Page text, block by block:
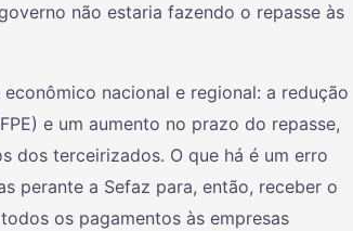
não estaria fazendo o repasse às
nacional e regional: a redução
e um aumento no prazo do repasse,
dos terceirizados. O que há é um erro
perante a Sefaz para, então, receber o
os pagamentos às empresas